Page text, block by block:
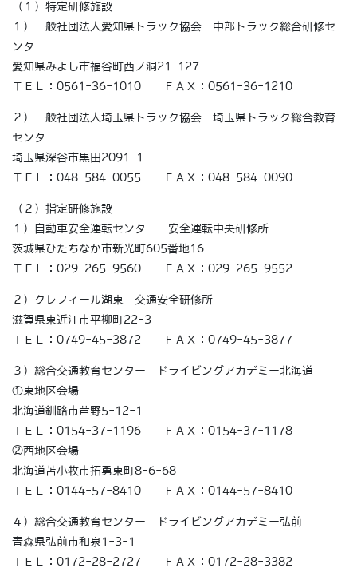
（１）特定研修施設
１）一般社団法人愛知県トラック協会 中部トラック総合研修セ
ンター
愛知県みよし市福谷町西ノ洞21-127
ＴＥＬ：0561-36-1010 ＦＡＸ：0561-36-1210
２）一般社団法人埼玉県トラック協会 埼玉県トラック総合教育
センター
埼玉県深谷市黒田2091-1
ＴＥＬ：048-584-0055 ＦＡＸ：048-584-0090
（２）指定研修施設
１）自動車安全運転センター 安全運転中央研修所
茨城県ひたちなか市新光町605番地16
ＴＥＬ：029-265-9560 ＦＡＸ：029-265-9552
２）クレフィール湖東 交通安全研修所
滋賀県東近江市平柳町22-3
ＴＥＬ：0749-45-3872 ＦＡＸ：0749-45-3877
３）総合交通教育センター ドライビングアカデミー北海道
①東地区会場
北海道釧路市芦野5-12-1
ＴＥＬ：0154-37-1196 ＦＡＸ：0154-37-1178
②西地区会場
北海道苫小牧市拓勇東町8-6-68
ＴＥＬ：0144-57-8410 ＦＡＸ：0144-57-8410
４）総合交通教育センター ドライビングアカデミー弘前
青森県弘前市和泉1-3-1
ＴＥＬ：0172-28-2727 ＦＡＸ：0172-28-3382